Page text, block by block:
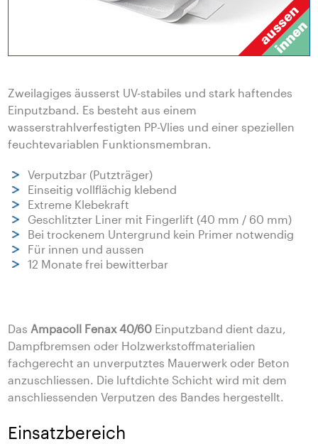
Zweilagiges äusserst UV-stabiles und stark haftendes
Einputzband. Es besteht aus einem
wasserstrahlverfestigten PP-Vlies und einer speziellen
feuchtevariablen Funktionsmembran.
Verputzbar (Putzträger)
Einseitig vollflächig klebend
Extreme Klebekraft
Geschlitzter Liner mit Fingerlift (40 mm / 60 mm)
Bei trockenem Untergrund kein Primer notwendig
Für innen und aussen
12 Monate frei bewitterbar
Das Ampacoll Fenax 40/60 Einputzband dient dazu,
Dampfbremsen oder Holzwerkstoffmaterialien
fachgerecht an unverputztes Mauerwerk oder Beton
anzuschliessen. Die luftdichte Schicht wird mit dem
anschliessenden Verputzen des Bandes hergestellt.
Einsatzbereich